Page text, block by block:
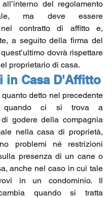
del regolamento
ma deve essere
nel contratto di affitto e,
a seguito della firma del
dovrà rispettare
proprietario di casa.
in Casa D'Affitto
detto nel precedente
quando ci si trova a
godere della compagnia
nella casa di proprietà,
problemi né restrizioni
presenza di un cane o
anche nel caso in cui tale
in un condominio. Il
quando si tratta